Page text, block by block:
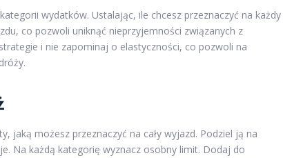
wydatków. Ustalając, ile chcesz przeznaczyć na każdy
co pozwoli uniknąć nieprzyjemności związanych z
i nie zapominaj o elastyczności, co pozwoli na
jaką możesz przeznaczyć na cały wyjazd. Podziel ją na
Na każdą kategorię wyznacz osobny limit. Dodaj do